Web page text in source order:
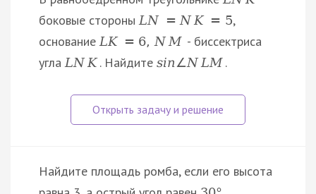
боковые стороныLN = N K = 5,
основаниеLK = 6, N M - биссектриса
углаLN K . Найдитеsin∠N LM .
Найдите площадь ромба, если его высота